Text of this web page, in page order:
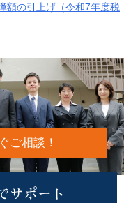
額の引上げ（令和7年度税
ご相談！
サポート